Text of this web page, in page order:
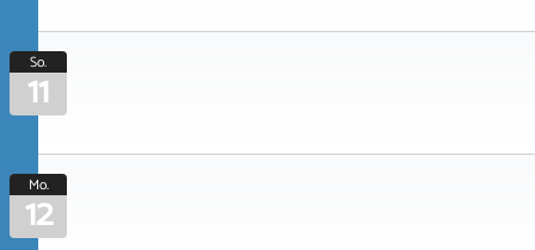
So.
11
Mo.
12